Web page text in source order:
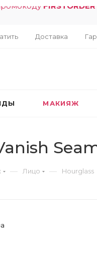
FIRSTORDER
Доставка
МАКИЯЖ
— Лицо — Hourglass